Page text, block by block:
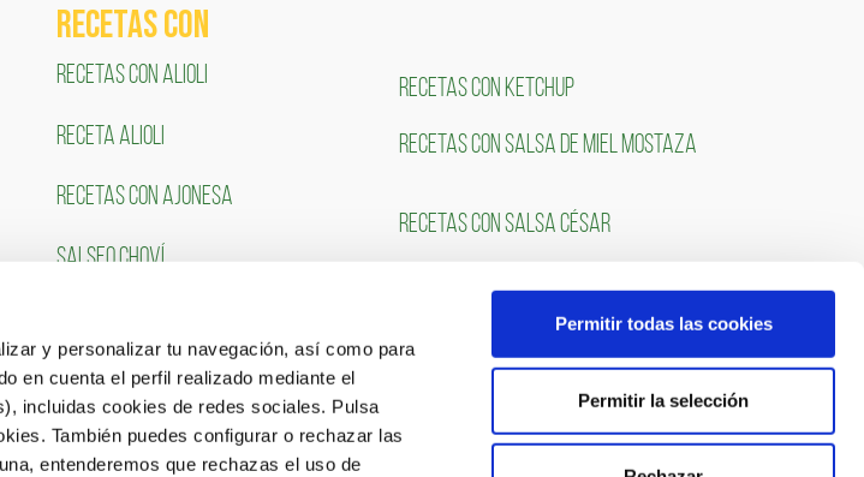
y personalizar tu navegación, así como para
en cuenta el perfil realizado mediante el
incluidas cookies de redes sociales. Pulsa
También puedes configurar o rechazar las
entenderemos que rechazas el uso de
Permitir todas las cookies
Permitir la selección
RECETAS COn
RECETAS CON ALIOLI
RECETA ALIOLI
RECETAS CON AJONESA
SALSEO CHOVÍ
RECETAS CON KETCHUP
RECETAS CON SALSA DE MIEL MOSTAZA
RECETAS CON SALSA CÉSAR
TRABAJA CON NOSOTROS
Portal de Empleo
CONSULTA NUESTRAS OFERTAS
SÍGUENOS